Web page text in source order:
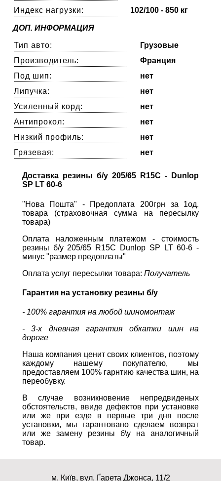
Индекс нагрузки:
102/100 - 850 кг
ДОП. ИНФОРМАЦИЯ
Тип авто:
Грузовые
Производитель:
Франция
Под шип:
нет
Липучка:
нет
Усиленный корд:
нет
Антипрокол:
нет
Низкий профиль:
нет
Грязевая:
нет
Доставка резины б/у 205/65 R15C - Dunlop
SP LT 60-6
"Нова Пошта" - Предоплата 200грн за 1од.
товара (страховочная сумма на пересылку
товара)
Оплата наложенным платежом - стоимость
резины б/у 205/65 R15C Dunlop SP LT 60-6 -
минус "размер предоплаты"
Оплата услуг пересылки товара: Получатель
Гарантия на установку резины б/у
- 100% гарантия на любой шиномонтаж
- 3-х дневная гарантия обкатки шин на
дороге
Наша компания ценит своих клиентов, поэтому
каждому нашему покупателю, мы
предоставляем 100% гарнтию качества шин, на
переобувку.
В случае возникновение непредвиденых
обстоятельств, ввиде дефектов при установке
или же при езде в первые три дня после
установки, мы гарантовано сделаем возврат
или же замену резины б\у на аналогичный
товар.
м. Київ, вул. Ґарета Джонса, 11/2